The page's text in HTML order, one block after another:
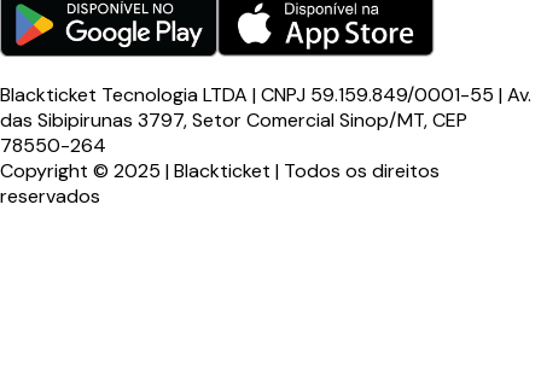
Blackticket Tecnologia LTDA | CNPJ 59.159.849/0001-55 | Av.
das Sibipirunas 3797, Setor Comercial Sinop/MT, CEP
78550-264
Copyright © 2025 | Blackticket | Todos os direitos
reservados